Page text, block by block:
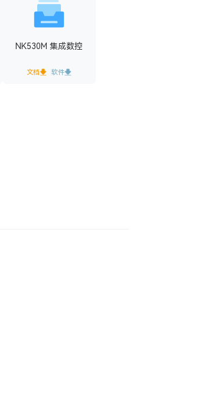
NK530M 集成数控
文档 软件